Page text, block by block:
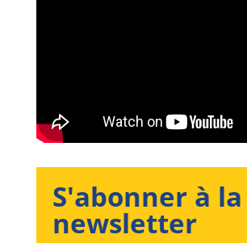
S'abonner à la
newsletter